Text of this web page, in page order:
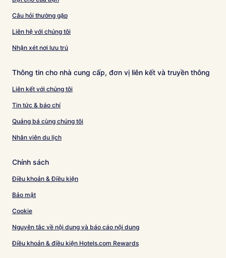
Câu hỏi thường gặp
Liên hệ với chúng tôi
Nhận xét nơi lưu trú
Thông tin cho nhà cung cấp, đơn vị liên kết và truyền thông
Liên kết với chúng tôi
Tin tức & báo chí
Quảng bá cùng chúng tôi
Nhân viên du lịch
Chính sách
Điều khoản & Điều kiện
Bảo mật
Cookie
Nguyên tắc về nội dung và báo cáo nội dung
Điều khoản & điều kiện Hotels.com Rewards